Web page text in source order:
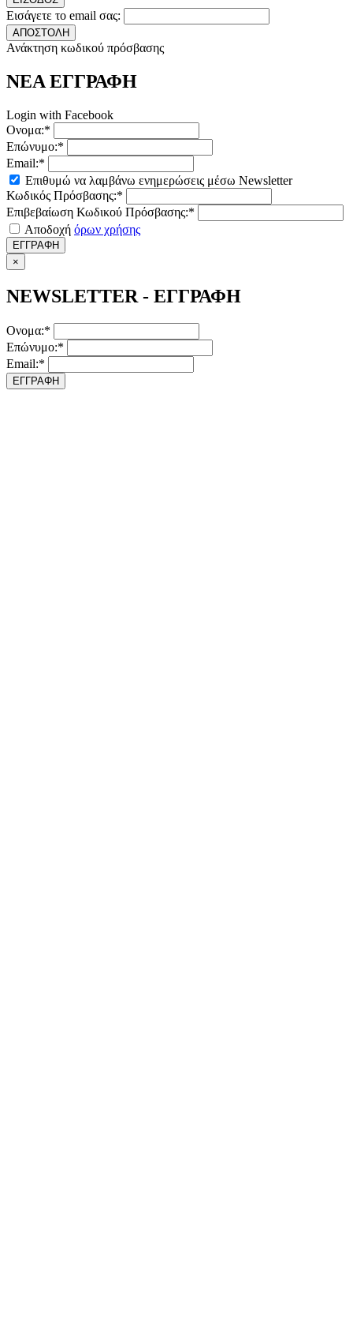
Εισάγετε το email σας:
ΑΠΟΣΤΟΛΗ
Ανάκτηση κωδικού πρόσβασης
ΝΕΑ ΕΓΓΡΑΦΗ
Login with Facebook
Ονομα:*
Επώνυμο:*
Email:*
Επιθυμώ να λαμβάνω ενημερώσεις μέσω Newsletter
Κωδικός Πρόσβασης:*
Επιβεβαίωση Κωδικού Πρόσβασης:*
Αποδοχή όρων χρήσης
ΕΓΓΡΑΦΗ
×
NEWSLETTER - ΕΓΓΡΑΦΗ
Ονομα:*
Επώνυμο:*
Email:*
ΕΓΓΡΑΦΗ